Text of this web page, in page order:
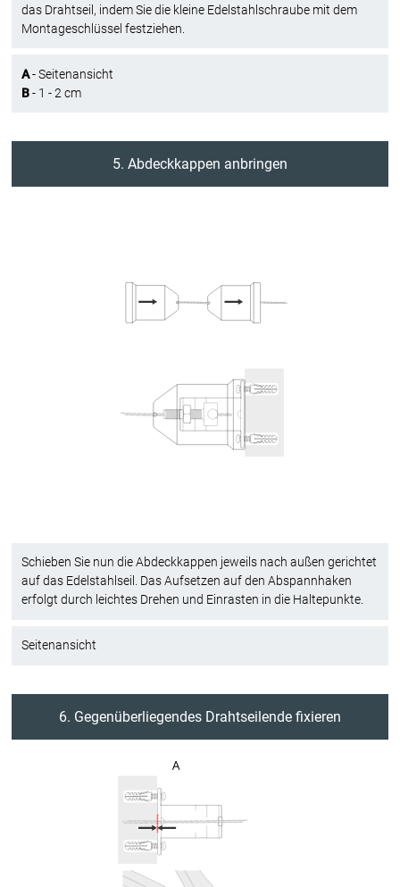
das Drahtseil, indem Sie die kleine Edelstahlschraube mit dem
Montageschlüssel festziehen.
A- Seitenansicht
B- 1 - 2 cm
5. Abdeckkappen anbringen
Schieben Sie nun die Abdeckkappen jeweils nach außen gerichtet
auf das Edelstahlseil. Das Aufsetzen auf den Abspannhaken
erfolgt durch leichtes Drehen und Einrasten in die Haltepunkte.
Seitenansicht
6. Gegenüberliegendes Drahtseilende fixieren